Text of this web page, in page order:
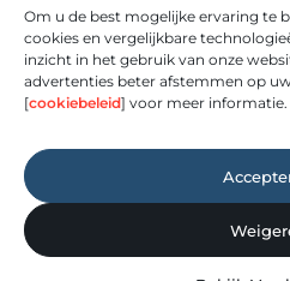
Om u de best mogelijke ervaring te
cookies en vergelijkbare
inzicht in het gebruik van onze
advertenties beter afstemmen op
[cookiebeleid] voor meer informatie.
Elektricien Amersfoort